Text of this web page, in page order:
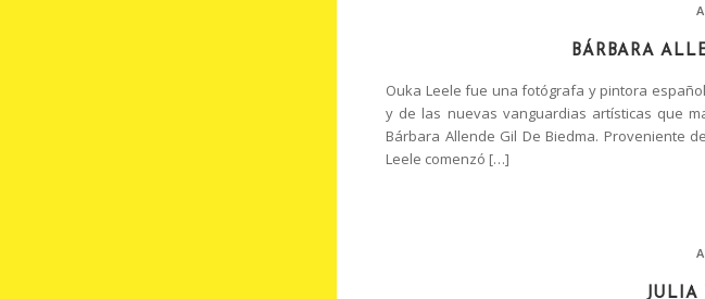
BÁRBARA
Ouka Leele fue una fotógrafa y pintora
y de las nuevas vanguardias artísticas que
Bárbara Allende Gil De Biedma. Proveniente
Leele comenzó […]
JULIA